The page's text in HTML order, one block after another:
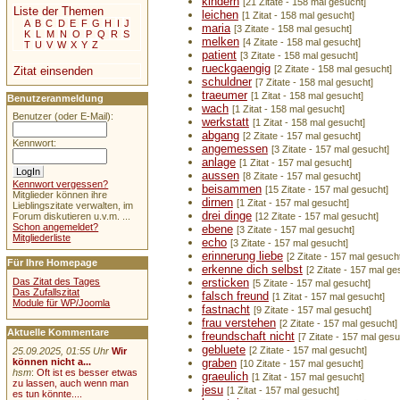
leichen [1 Zitat - 158 mal gesucht]
maria [3 Zitate - 158 mal gesucht]
melken [4 Zitate - 158 mal gesucht]
patient [3 Zitate - 158 mal gesucht]
rueckgaengig [2 Zitate - 158 mal gesucht]
schuldner [7 Zitate - 158 mal gesucht]
traeumer [1 Zitat - 158 mal gesucht]
wach [1 Zitat - 158 mal gesucht]
werkstatt [1 Zitat - 158 mal gesucht]
abgang [2 Zitate - 157 mal gesucht]
angemessen [3 Zitate - 157 mal gesucht]
anlage [1 Zitat - 157 mal gesucht]
aussen [8 Zitate - 157 mal gesucht]
beisammen [15 Zitate - 157 mal gesucht]
dirnen [1 Zitat - 157 mal gesucht]
drei dinge [12 Zitate - 157 mal gesucht]
ebene [3 Zitate - 157 mal gesucht]
echo [3 Zitate - 157 mal gesucht]
erinnerung liebe [2 Zitate - 157 mal
erkenne dich selbst [2 Zitate - 157 mal
ersticken [5 Zitate - 157 mal gesucht]
falsch freund [1 Zitat - 157 mal gesucht]
fastnacht [9 Zitate - 157 mal gesucht]
frau verstehen [2 Zitate - 157 mal gesucht]
freundschaft nicht [7 Zitate - 157 mal
gebluete [2 Zitate - 157 mal gesucht]
graben [10 Zitate - 157 mal gesucht]
graeulich [1 Zitat - 157 mal gesucht]
jesu [1 Zitat - 157 mal gesucht]
Liste der Themen
A B C D E F G H I J
K L M N O P Q R S
T U V W X Y Z
Zitat einsenden
Benutzeranmeldung
Benutzer (oder E-Mail):
Kennwort:
Kennwort vergessen?
Mitglieder können ihre
Lieblingszitate verwalten, im
Forum diskutieren u.v.m. ...
Schon angemeldet?
Mitgliederliste
Für Ihre Homepage
Das Zitat des Tages
Das Zufallszitat
Module für WP/Joomla
Aktuelle Kommentare
25.09.2025, 01:55 Uhr Wir
können nicht a...
hsm:Oft ist es besser etwas
zu lassen, auch wenn man
es tun könnte....